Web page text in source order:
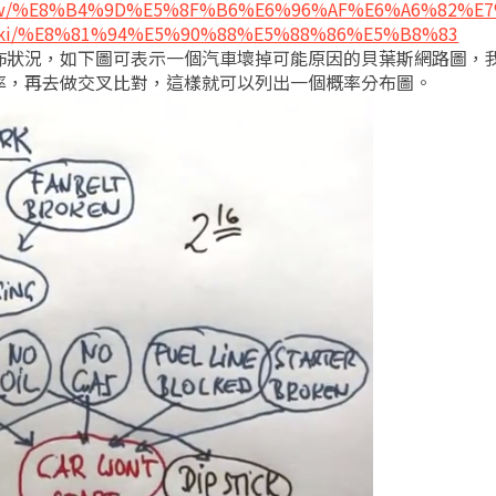
況，如下圖可表示一個汽車壞掉可能原因的貝葉斯網路圖，
再去做交叉比對，這樣就可以列出一個概率分布圖。